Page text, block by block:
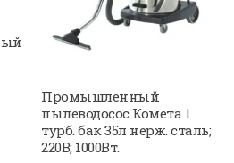
Промышленный
пылеводосос Комета 1
турб. бак 35л нерж. сталь;
220В; 1000Вт.